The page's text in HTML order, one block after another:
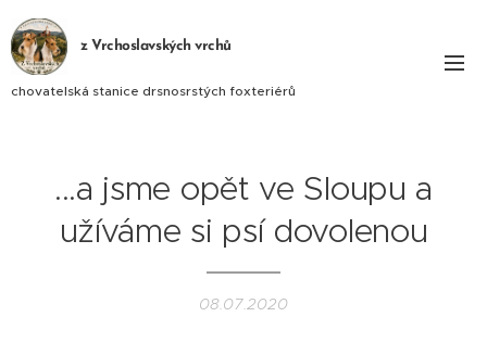
z Vrchoslavských vrchů
chovatelská stanice drsnosrstých foxteriérů
...a jsme opět ve Sloupu a
užíváme si psí dovolenou
08.07.2020